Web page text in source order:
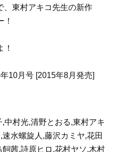
、東村アキコ先生の新作
！
10月号 [2015年8月発売]
中村光,清野とおる,東村アキ
水螺旋人,藤沢カミヤ,花田
茜,詩原ヒロ,花村ヤソ,木村